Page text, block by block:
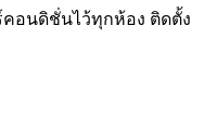
อนดิชั่นไว้ทุกห้อง ติดตั้ง